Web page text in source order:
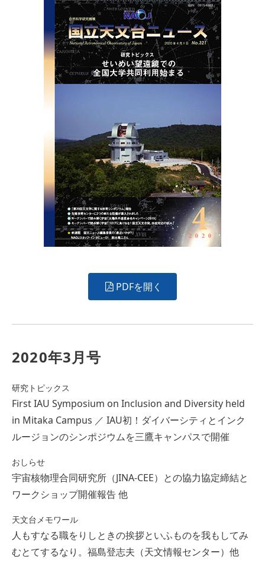
PDFを開く
2020年3月号
研究トピックス
First IAU Symposium on Inclusion and Diversity held
in Mitaka Campus ／ IAU初！ダイバーシティとインク
ルージョンのシンポジウムを三鷹キャンパスで開催
おしらせ
宇宙核物理合同研究所（JINA-CEE）との協力協定締結と
ワークショップ開催報告 他
天文台メモワール
人もすなる職をりしときの挨拶といふものを我もしてみ
むとてするなり。福島登志夫（天文情報センター）他